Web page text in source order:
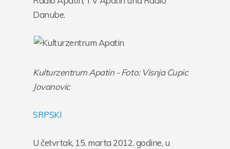
Danube.
Kulturzentrum Apatin - Foto: Visnja Cupic
Jovanovic
SRPSKI
U četvrtak, 15. marta 2012. godine, u